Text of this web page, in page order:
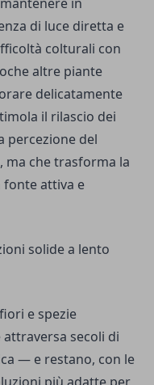
di luce diretta e
colturali con
altre piante
delicatamente
il rilascio dei
percezione del
ma che trasforma la
attiva e
solide a lento
e spezie
secoli di
— e restano, con le